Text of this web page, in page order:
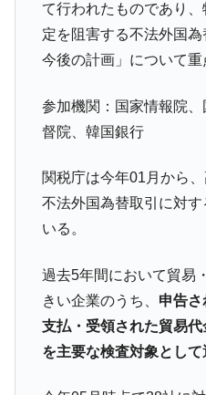
『Money1』
韓国政府「
ータセンター整備」⇒ だか
『Money1』
JPモルガン「
『Money1』
発。
『Money1』
韓国政府「ニ
ャンペーン」⇒ あの名物教授
『Money1』
『Money1』
韓国鉄鋼最大
営業利益80.2％も減少
『Money1』
米国下院「韓
にぶん殴る法案」提出！⇒
する差別。許してはおかぬ
て行われたものであり
定を阻害する不法外国
今後の計画」について重
参加機関：国家情報院
督院、韓国銀行
関税庁は今年01月から
不法外国為替取引に対
いる。
過去5年間において貿易
きい企業のうち、 申告
支払・受領された貿易
を主要な検査対象として